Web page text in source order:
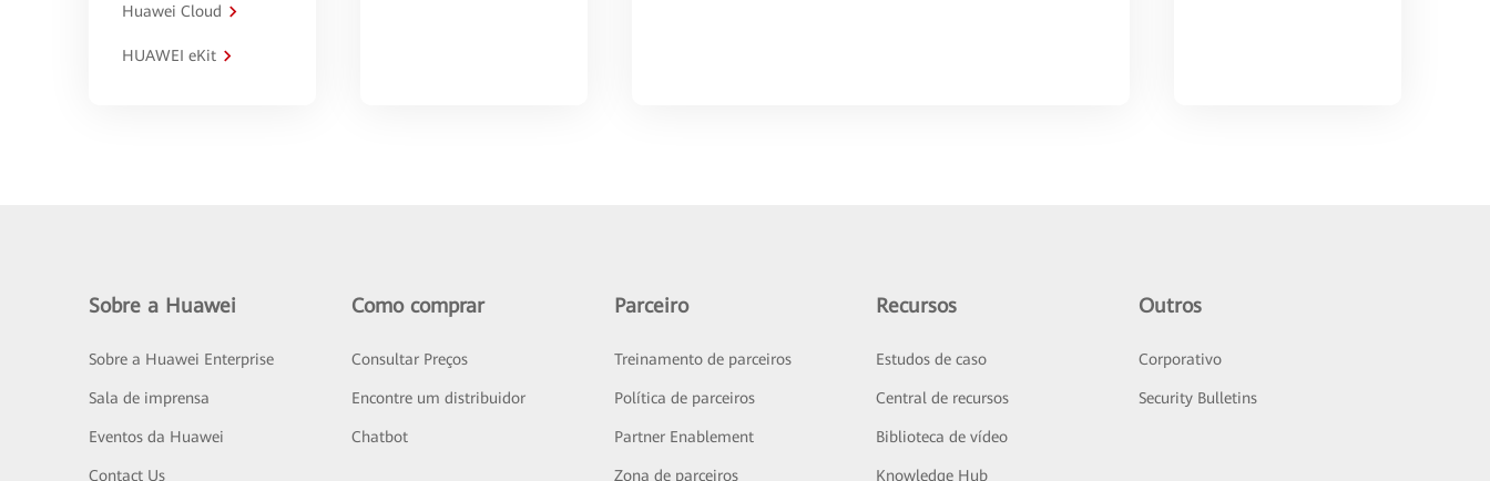
Huawei Cloud
HUAWEI eKit
Sobre a Huawei
Sobre a Huawei Enterprise
Sala de imprensa
Eventos da Huawei
Contact Us
Como comprar
Consultar Preços
Encontre um distribuidor
Chatbot
Parceiro
Treinamento de parceiros
Política de parceiros
Partner Enablement
Zona de parceiros
Recursos
Estudos de caso
Central de recursos
Biblioteca de vídeo
Knowledge Hub
Outros
Corporativo
Security Bulletins